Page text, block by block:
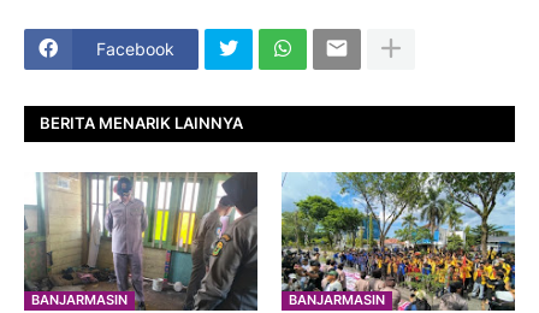
Facebook
BERITA MENARIK LAINNYA
BANJARMASIN BANJARMASIN